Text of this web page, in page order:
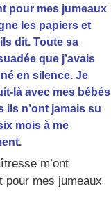
pour mes jumeaux
les papiers et
dit. Toute sa
que j’avais
en silence. Je
là avec mes bébés
ils n’ont jamais su
mois à me
m’ont
pour mes jumeaux